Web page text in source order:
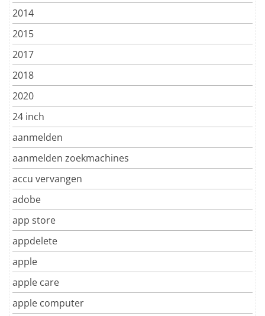
2014
2015
2017
2018
2020
24 inch
aanmelden
aanmelden zoekmachines
accu vervangen
adobe
app store
appdelete
apple
apple care
apple computer